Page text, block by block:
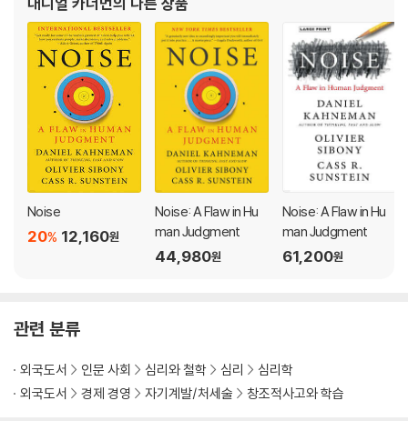
Why do we assume a good-looking person will be more comp
etent?
The answer lies in the two ways we make choices: fast, intuiti
ve thinking, and slow, rational thinking. This book reveals how
our minds are tripped up by error and prejudice (even when w
e think we are being logical), and gives you practical techniqu
es for slower, smarter thinking. It will enable to you make bett
er decisions at work, at home, and in everything you do.
회공헌 분야 컨설팅 회사인 ‘더 그레이티스트 굿The Greatest Go
Noise
12,160원
20%
Noise: A Flaw in Hu
man Judgment
44,980원
Noise: A Flaw in Hu
man Judgment
61,200원
관련 분류
외국도서 인문 사회 심리와 철학 심리
심리학
외국도서
경제 경영 자기계발/처세술 창조적사고와 학습